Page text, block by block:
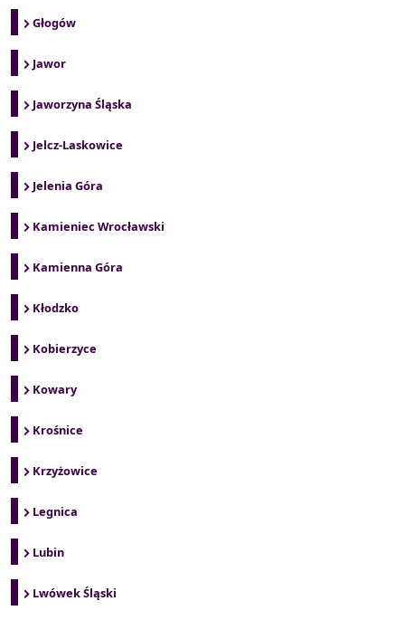
Głogów
Jawor
Jaworzyna Śląska
Jelcz-Laskowice
Jelenia Góra
Kamieniec Wrocławski
Kamienna Góra
Kłodzko
Kobierzyce
Kowary
Krośnice
Krzyżowice
Legnica
Lubin
Lwówek Śląski